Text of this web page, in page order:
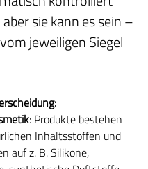
sie kann es sein –
jeweiligen Siegel
: Produkte bestehen
Inhaltsstoffen und
auf z. B. Silikone,